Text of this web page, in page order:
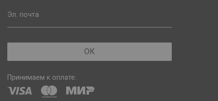
Эл. почта
ОК
Принимаем к оплате: